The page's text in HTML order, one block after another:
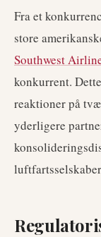
Fra et
store
Southwest
konkurrent.
reaktioner på
yderligere